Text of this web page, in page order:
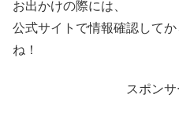
お出かけの際には、
公式サイトで情報確認して
ね！
スポン